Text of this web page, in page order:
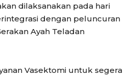
dilaksanakan pada hari
dengan peluncuran
Ayah Teladan
Vasektomi untuk segera